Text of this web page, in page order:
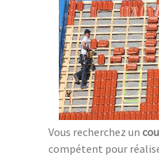
Vous recherchez un
compétent pour